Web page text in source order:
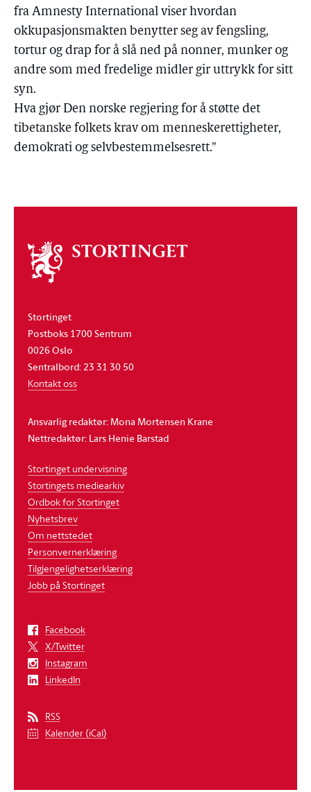
fra Amnesty International viser hvordan
okkupasjonsmakten benytter seg av fengsling,
tortur og drap for å slå ned på nonner, munker og
andre som med fredelige midler gir uttrykk for sitt
syn.
Hva gjør Den norske regjering for å støtte det
tibetanske folkets krav om menneskerettigheter,
demokrati og selvbestemmelsesrett."
Om
stortinget
Stortinget
Postboks 1700 Sentrum
0026 Oslo
Sentralbord: 23 31 30 50
Kontakt oss
Ansvarlig redaktør: Mona Mortensen Krane
Nettredaktør: Lars Henie Barstad
Stortinget undervisning
Stortingets mediearkiv
Ordbok for Stortinget
Nyhetsbrev
Om nettstedet
Personvernerklæring
Tilgjengelighetserklæring
Jobb på Stortinget
Facebook
X/Twitter
Instagram
LinkedIn
RSS
Kalender (iCal)